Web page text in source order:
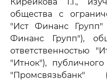
общества с
"Ист Финанс
Финанс Групп"),
ответственностью
"Итнок"),